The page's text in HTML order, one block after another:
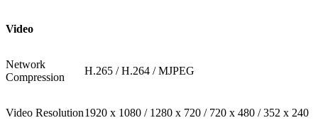
Video
Network
Compression
H.265 / H.264 / MJPEG
Video Resolution1920 x 1080 / 1280 x 720 / 720 x 480 / 352 x 240